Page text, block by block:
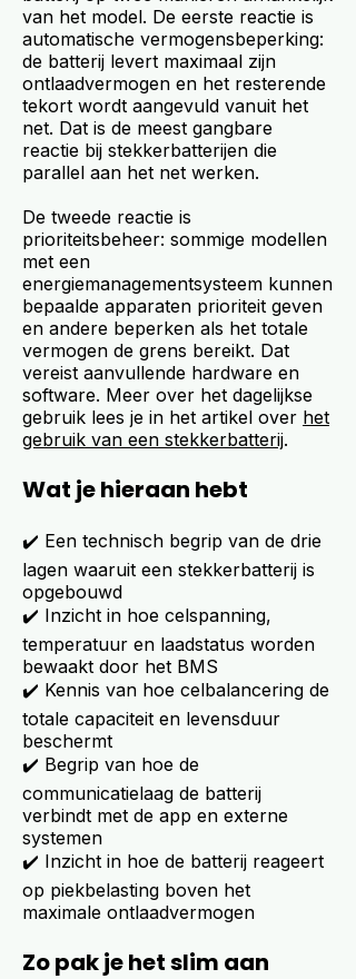
van het model. De eerste reactie is
automatische vermogensbeperking:
de batterij levert maximaal zijn
ontlaadvermogen en het resterende
tekort wordt aangevuld vanuit het
net. Dat is de meest gangbare
reactie bij stekkerbatterijen die
parallel aan het net werken.
De tweede reactie is
prioriteitsbeheer: sommige modellen
met een
energiemanagementsysteem kunnen
bepaalde apparaten prioriteit geven
en andere beperken als het totale
vermogen de grens bereikt. Dat
vereist aanvullende hardware en
software. Meer over het dagelijkse
gebruik lees je in het artikel over het
gebruik van een stekkerbatterij.
Wat je hieraan hebt
✔️ Een technisch begrip van de drie
lagen waaruit een stekkerbatterij is
opgebouwd
✔️ Inzicht in hoe celspanning,
temperatuur en laadstatus worden
bewaakt door het BMS
✔️ Kennis van hoe celbalancering de
totale capaciteit en levensduur
beschermt
✔️ Begrip van hoe de
communicatielaag de batterij
verbindt met de app en externe
systemen
✔️ Inzicht in hoe de batterij reageert
op piekbelasting boven het
maximale ontlaadvermogen
Zo pak je het slim aan